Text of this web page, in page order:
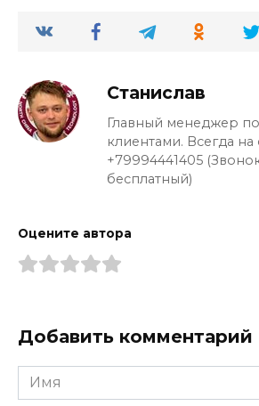
Станислав
Главный менеджер
клиентами. Всегда на
+79994441405
бесплатный)
Оцените автора
Добавить комментарий
Имя
*